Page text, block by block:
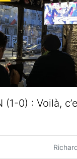
(1-0) : Voilà,